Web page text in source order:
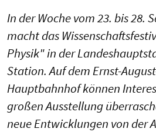
In der Woche vom 23. bis 28.
macht das
Physik" in der
Station. Auf dem Ernst-
Hauptbahnhof können
großen Ausstellung
neue Entwicklungen von der